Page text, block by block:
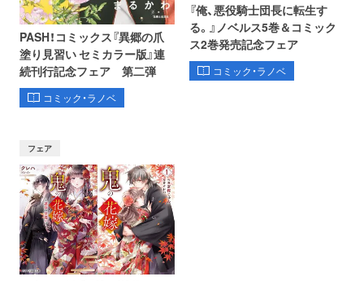
PASH！コミックス『異郷の爪
塗り見習い セミカラー版』連
続刊行記念フェア 第二弾
コミック・ラノベ
フェア
『俺、悪役騎士団長に転生す
る。』ノベルス5巻＆コミック
ス2巻発売記念フェア
コミック・ラノベ